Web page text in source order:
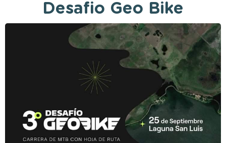
Desafio Geo Bike